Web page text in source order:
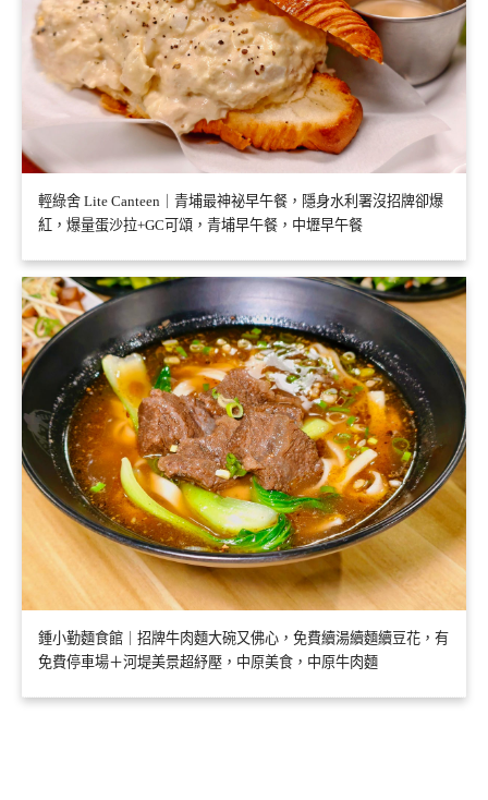
輕綠舍 Lite Canteen｜青埔最神祕早午餐，隱身水利署沒招牌卻爆
紅，爆量蛋沙拉+GC可頌，青埔早午餐，中壢早午餐
鍾小勤麵食館｜招牌牛肉麵大碗又佛心，免費續湯續麵續豆花，有
免費停車場＋河堤美景超紓壓，中原美食，中原牛肉麵